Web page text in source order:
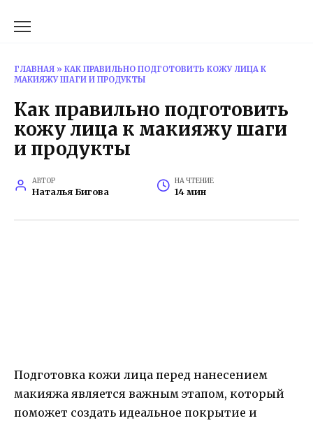
ГЛАВНАЯ » КАК ПРАВИЛЬНО ПОДГОТОВИТЬ КОЖУ ЛИЦА К
МАКИЯЖУ ШАГИ И ПРОДУКТЫ
Как правильно подготовить
кожу лица к макияжу шаги
и продукты
АВТОР
Наталья Бигова
НА ЧТЕНИЕ
14 мин
Подготовка кожи лица перед нанесением
макияжа является важным этапом, который
поможет создать идеальное покрытие и